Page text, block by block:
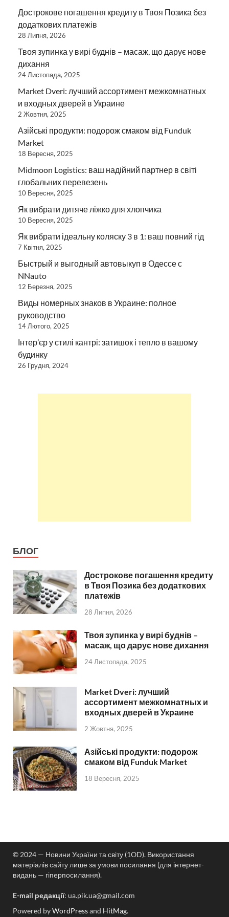
Дострокове погашення кредиту в Твоя Позика без
додаткових платежів
28 Липня, 2026
Твоя зупинка у вирі буднів – масаж, що дарує нове
дихання
24 Листопада, 2025
Market Dveri: лучший ассортимент межкомнатных
и входных дверей в Украине
2 Жовтня, 2025
Азійські продукти: подорож смаком від Funduk
Market
18 Вересня, 2025
Midmoon Logistics: ваш надійний партнер в світі
глобальних перевезень
10 Вересня, 2025
Як вибрати дитяче ліжко для хлопчика
10 Вересня, 2025
Як вибрати ідеальну коляску 3 в 1: ваш повний гід
7 Квітня, 2025
Быстрый и выгодный автовыкуп в Одессе с
NNauto
12 Березня, 2025
Виды номерных знаков в Украине: полное
руководство
14 Лютого, 2025
Інтер’єр у стилі кантрі: затишок і тепло в вашому
будинку
26 Грудня, 2024
БЛОГ
Дострокове погашення кредиту
в Твоя Позика без додаткових
платежів
28 Липня, 2026
Твоя зупинка у вирі буднів –
масаж, що дарує нове дихання
24 Листопада, 2025
Market Dveri: лучший
ассортимент межкомнатных и
входных дверей в Украине
2 Жовтня, 2025
Азійські продукти: подорож
смаком від Funduk Market
18 Вересня, 2025
© 2024 — Новини України та світу (1OD). Використання
матеріалів сайту лише за умови посилання (для інтернет-
видань — гіперпосилання).
E-mail редакції: ua.pik.ua@gmail.com
Powered byWordPressand HitMag.